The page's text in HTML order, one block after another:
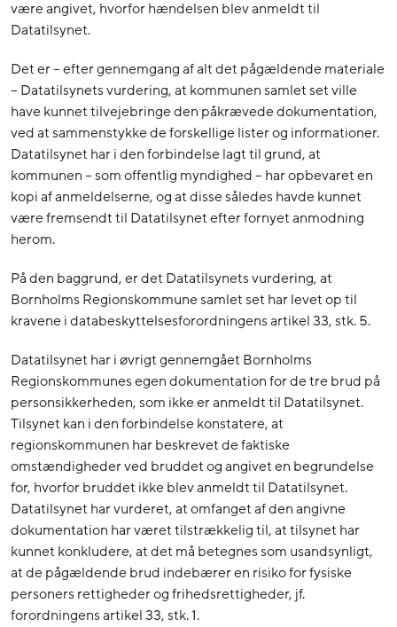
være angivet, hvorfor hændelsen blev anmeldt til
Datatilsynet.
Det er – efter gennemgang af alt det pågældende materiale
– Datatilsynets vurdering, at kommunen samlet set ville
have kunnet tilvejebringe den påkrævede dokumentation,
ved at sammenstykke de forskellige lister og informationer.
Datatilsynet har i den forbindelse lagt til grund, at
kommunen – som offentlig myndighed – har opbevaret en
kopi af anmeldelserne, og at disse således havde kunnet
være fremsendt til Datatilsynet efter fornyet anmodning
herom.
På den baggrund, er det Datatilsynets vurdering, at
Bornholms Regionskommune samlet set har levet op til
kravene i databeskyttelsesforordningens artikel 33, stk. 5.
Datatilsynet har i øvrigt gennemgået Bornholms
Regionskommunes egen dokumentation for de tre brud på
personsikkerheden, som ikke er anmeldt til Datatilsynet.
Tilsynet kan i den forbindelse konstatere, at
regionskommunen har beskrevet de faktiske
omstændigheder ved bruddet og angivet en begrundelse
for, hvorfor bruddet ikke blev anmeldt til Datatilsynet.
Datatilsynet har vurderet, at omfanget af den angivne
dokumentation har været tilstrækkelig til, at tilsynet har
kunnet konkludere, at det må betegnes som usandsynligt,
at de pågældende brud indebærer en risiko for fysiske
personers rettigheder og frihedsrettigheder, jf.
forordningens artikel 33, stk. 1.